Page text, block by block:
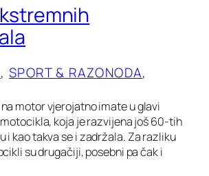
, SPORT & RAZONODA
motor vjerojatno imate u glavi
koja je razvijena još 60-tih
i kao takva se i zadržala. Za razliku
su drugačiji, posebni pa čak i